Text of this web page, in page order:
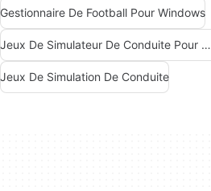
Gestionnaire De Football Pour Windows
Jeux De Simulateur De Conduite Pour Windows
Jeux De Simulation De Conduite